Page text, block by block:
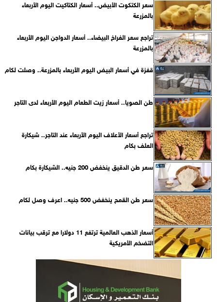
سعر الكتكوت الأبيض.. أسعار الكتاكيت اليوم الأربعاء
بالمزرعة
تراجع سعر الفراخ البيضاء.. أسعار الدواجن اليوم الأربعاء
بالمزرعة
قفزة في أسعار البيض اليوم الأربعاء بالمزرعة.. وصلت لكام
طن الصويا.. أسعار زيت الطعام اليوم الأربعاء لدى التاجر
تراجع أسعار الأعلاف اليوم الأربعاء عند التاجر.. شيكارة
العلف بكام
سعر طن الدقيق ينخفض 200 جنيه.. الشيكارة بكام
سعر طن القمح ينخفض 500 جنيه.. اعرف وصل لكام
أسعار الذهب العالمية ترتفع 11 دولارا مع ترقب بيانات
التضخم الأمريكية